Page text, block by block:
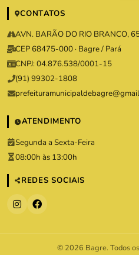
CONTATOS
AVN. BARÃO DO RIO BRANCO,
CEP 68475-000 · Bagre / Pará
CNPJ: 04.876.538/0001-15
(91) 99302-1808
ATENDIMENTO
Segunda a Sexta-Feira
08:00h às 13:00h
REDES SOCIAIS
© 2026 Bagre. Todos